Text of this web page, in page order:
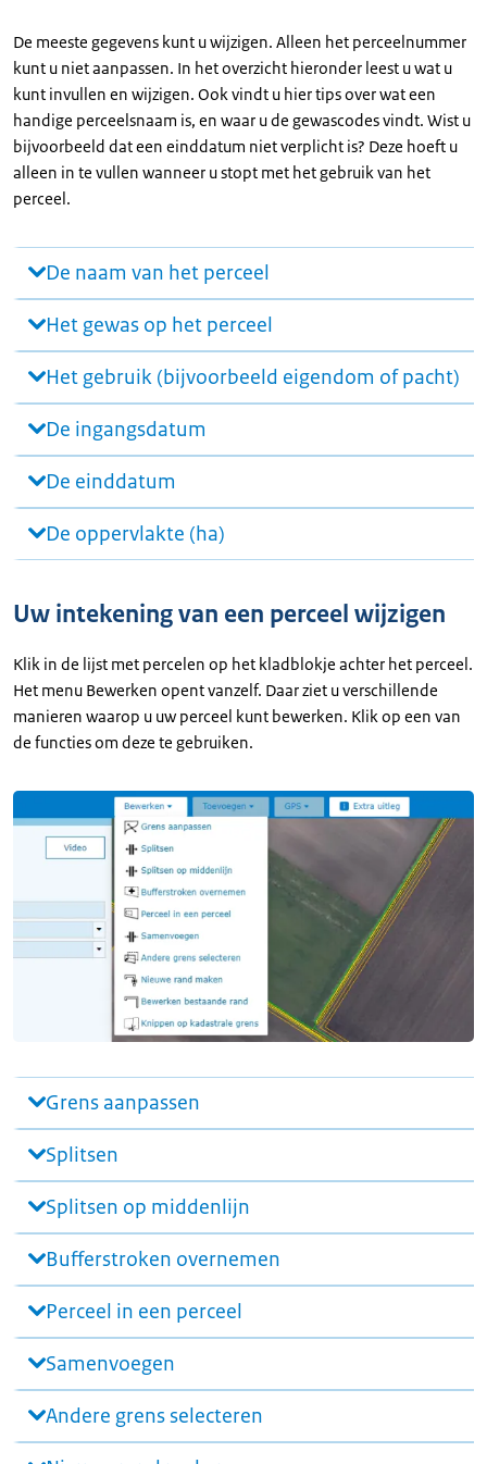
De meeste gegevens kunt u wijzigen. Alleen het perceelnummer
kunt u niet aanpassen. In het overzicht hieronder leest u wat u
kunt invullen en wijzigen. Ook vindt u hier tips over wat een
handige perceelsnaam is, en waar u de gewascodes vindt. Wist u
bijvoorbeeld dat een einddatum niet verplicht is? Deze hoeft u
alleen in te vullen wanneer u stopt met het gebruik van het
perceel.
De naam van het perceel
Het gewas op het perceel
Het gebruik (bijvoorbeeld eigendom of pacht)
De ingangsdatum
De einddatum
De oppervlakte (ha)
Uw intekening van een perceel wijzigen
Klik in de lijst met percelen op het kladblokje achter het perceel.
Het menu Bewerken opent vanzelf. Daar ziet u verschillende
manieren waarop u uw perceel kunt bewerken. Klik op een van
de functies om deze te gebruiken.
Grens aanpassen
Splitsen
Splitsen op middenlijn
Bufferstroken overnemen
Perceel in een perceel
Samenvoegen
Andere grens selecteren